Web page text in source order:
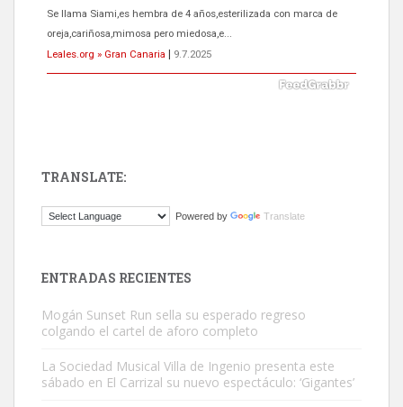
El ayuntamiento se va a llevar a Los Gatos callejeros de la zona los
próximos días, ella incluida...
Leales.org » Gran Canaria
9.7.2025
Este gato macho ha aparecido en la calle hace menos de un mes,
TRANSLATE:
Powered by Translate
ENTRADAS RECIENTES
Mogán Sunset Run sella su esperado regreso
colgando el cartel de aforo completo
La Sociedad Musical Villa de Ingenio presenta este
sábado en El Carrizal su nuevo espectáculo: ‘Gigantes’